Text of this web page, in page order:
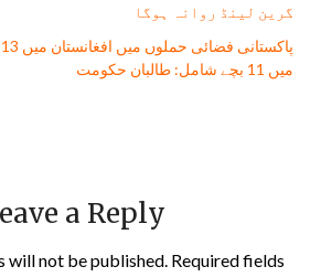
گرین لینڈ روانہ ہوگا
میں 11 بچے شامل: طالبان حکومت
a Reply
will not be published. Required fields